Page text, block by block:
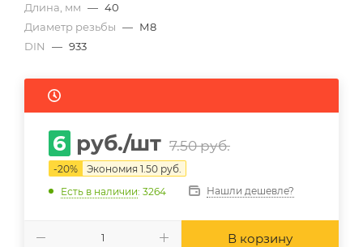
Длина, мм — 40
Диаметр резьбы — М8
DIN
— 933
6 руб./шт 7.50руб.
-20% Экономия 1.50 руб.
Есть в наличии: 3264 Нашли дешевле?
В корзину